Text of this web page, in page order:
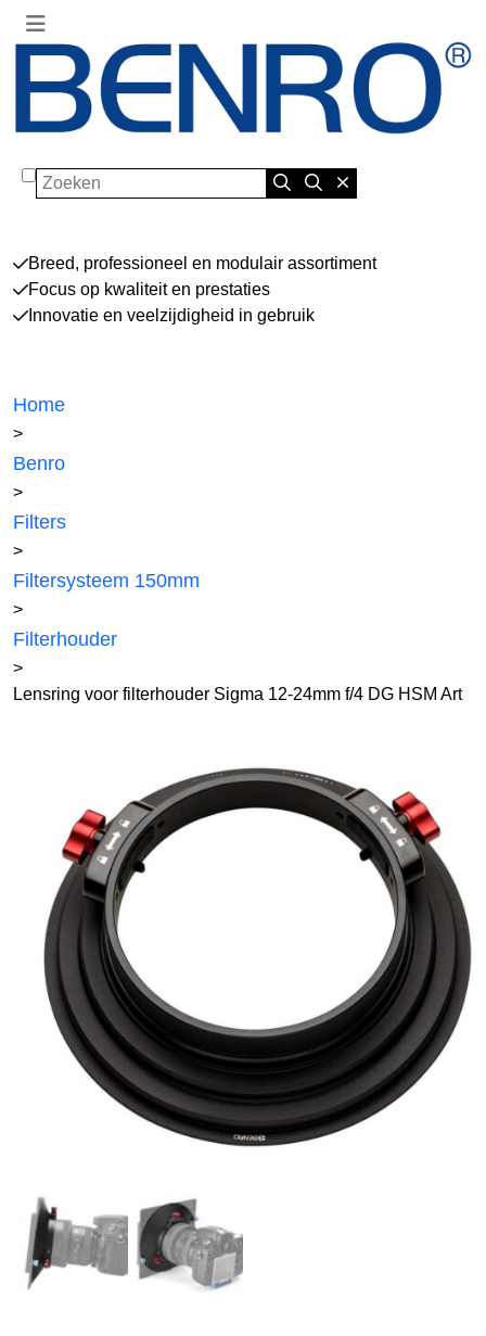
Zoeken
Breed, professioneel en modulair assortiment
Focus op kwaliteit en prestaties
Innovatie en veelzijdigheid in gebruik
Home
>
Benro
>
Filters
>
Filtersysteem 150mm
>
Filterhouder
>
Lensring voor filterhouder Sigma 12-24mm f/4 DG HSM Art